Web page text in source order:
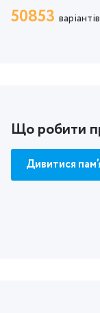
50853
Що робити
Дивитися